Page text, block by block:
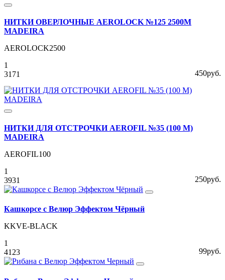
НИТКИ ОВЕРЛОЧНЫЕ AEROLOCK №125 2500М
MADEIRA
AEROLOCK2500
450руб.
1
3171
НИТКИ ДЛЯ ОТСТРОЧКИ AEROFIL №35 (100 М)
MADEIRA
AEROFIL100
250руб.
1
3931
Кашкорсе с Велюр Эффектом Чёрный
KKVE-BLACK
99руб.
1
4123